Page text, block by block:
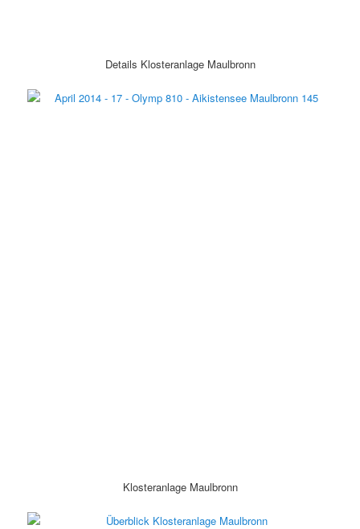
Details Klosteranlage Maulbronn
Klosteranlage Maulbronn